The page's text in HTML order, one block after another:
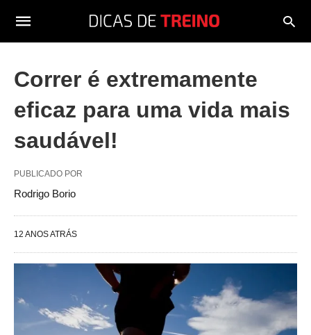
Correr é extremamente
eficaz para uma vida mais
saudável!
PUBLICADO POR
Rodrigo Borio
12 ANOS ATRÁS